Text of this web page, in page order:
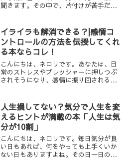
聞きます。その中で、片付けが苦手だと
後回しにしてしまう！「あるある」「し
ょっちゅう」と頷かれたあ...
イライラも解消できる？|感情コ
ントロールの方法を伝授してくれ
る本ならコレ！
こんにちは、ネロリです。あなたは、日
常のストレスやプレッシャーに押しつぶ
されそうになり、感情に振り回されるこ
か、過去のことを思い返してはクヨクヨ
したり、色々なことが...
人生損してない？気分で人生を変
えるヒントが満載の本「人生は気
分が10割」
こんにちは、ネロリです。毎日気分が良
い日もあれば、何をやっても上手くいか
ない日もありますよね。その日一日の